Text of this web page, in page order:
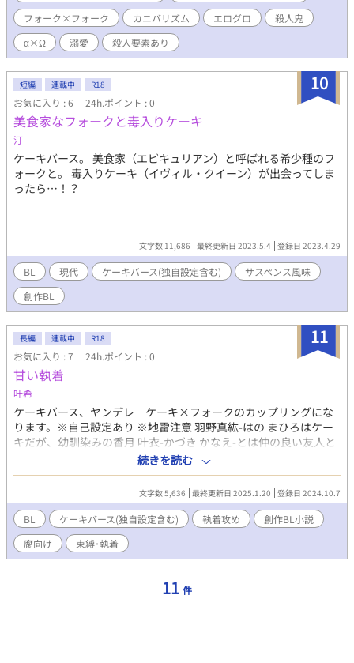
す。けれどそれらを助長するものではありません。 また残酷かつ
過激な表現及び、モブ女性との性的行為匂わせ表現があります。
苦手な方はどうかご注意くださいませ。 この物語はフィクション
です。実在の人物や団体などとは関係ありません。 大変長くなっ
おりましたら、何卒宜しくお願い致します。
フォーク×フォーク
カニバリズム エログロ
殺人鬼
α×Ω
溺愛 殺人要素あり
10
短編 連載中 R18
お気に入り : 6 24h.ポイント : 0
美食家なフォークと毒入りケーキ
汀
ケーキバース。 美食家（エピキュリアン）と呼ばれる希少種のフ
ォークと。 毒入りケーキ（イヴィル・クイーン）が出会ってしま
ったら…！？
文字数 11,686 最終更新日 2023.5.4 登録日 2023.4.29
BL 現代 ケーキバース(独自設定含む)
サスペンス風味
創作BL
11
長編 連載中 R18
お気に入り : 7 24h.ポイント : 0
甘い執着
叶希
ケーキバース、ヤンデレ ケーキ×フォークのカップリングにな
ります。※自己設定あり ※地雷注意 羽野真紘-はの まひろはケー
キだが、幼馴染みの香月 叶衣-かづき かなえ-とは仲の良い友人と
して過ごしていた。でもある日叶衣がケーキを食べてみたいと言
い出して……
続きを読む
文字数 5,636 最終更新日 2025.1.20 登録日 2024.10.7
BL ケーキバース(独自設定含む) 執着攻め
創作BL小説
腐向け
束縛･執着
11 件